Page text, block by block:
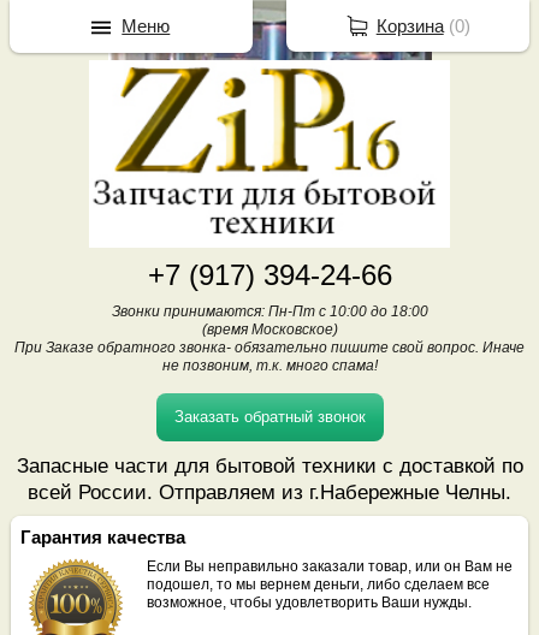
+7 (917) 394-24-66
Звонки принимаются: Пн-Пт с 10:00 до 18:00
(время Московское)
При Заказе обратного звонка- обязательно пишите свой вопрос. Иначе
не позвоним, т.к. много спама!
Заказать обратный звонок
Запасные части для бытовой техники с доставкой по
всей России. Отправляем из г.Набережные Челны.
Гарантия качества
Если Вы неправильно заказали товар, или он Вам не
подошел, то мы вернем деньги, либо сделаем все
возможное, чтобы удовлетворить Ваши нужды.
Корзина(0)
Меню